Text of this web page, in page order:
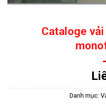
Cataloge
Danh mục: